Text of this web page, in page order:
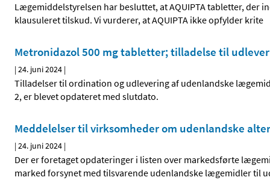
Lægemiddelstyrelsen har besluttet, at AQUIPTA tabletter, der
klausuleret tilskud. Vi vurderer, at AQUIPTA ikke opfylder krite
Metronidazol 500 mg tabletter; tilladelse til
|24. juni 2024 |
Tilladelser til ordination og udlevering af udenlandske
2, er blevet opdateret med slutdato.
Meddelelser til virksomheder om udenlandske
|24. juni 2024 |
Der er foretaget opdateringer i listen over markedsførte
marked forsynet med tilsvarende udenlandske lægemidler til